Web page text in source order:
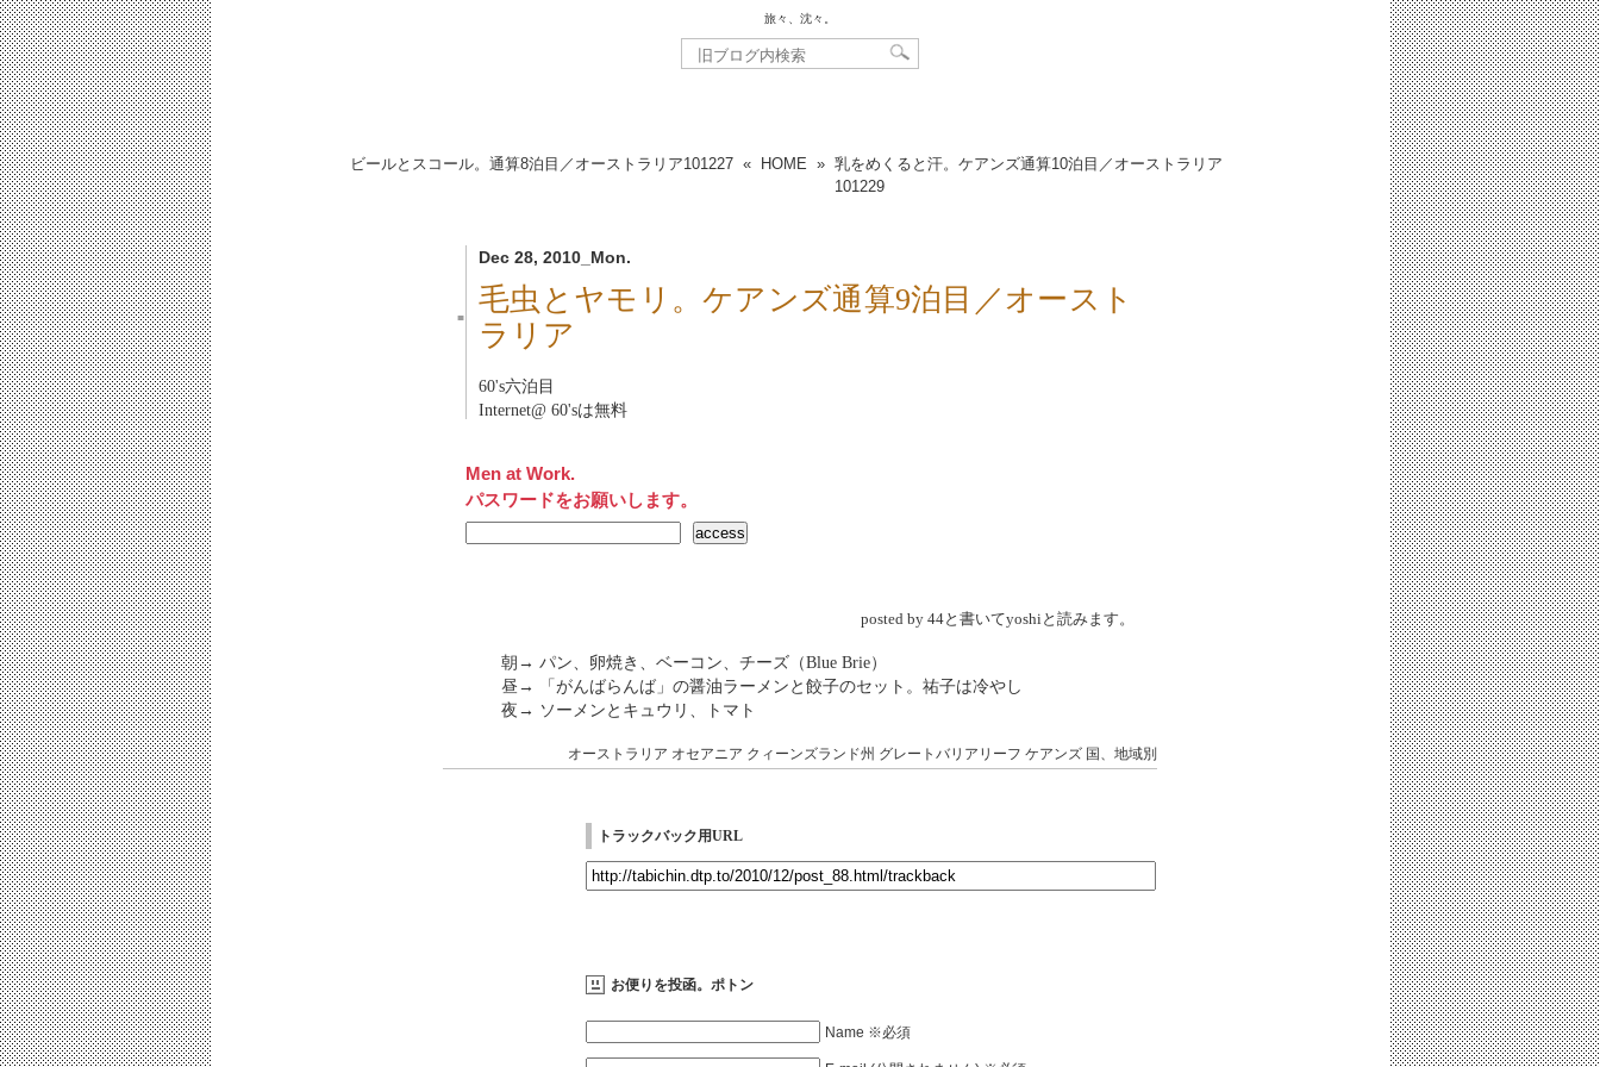
旅々、沈々。
ビールとスコール。通算8泊目／オーストラリア101227« HOME » 乳をめくると汗。ケアンズ通算10泊目／オーストラリア
101229
Dec 28, 2010_Mon.
■
毛虫とヤモリ。ケアンズ通算9泊目／オースト
ラリア
60's六泊目
Internet@ 60'sは無料
Men at Work.
パスワードをお願いします。
posted by 44と書いてyoshiと読みます。
朝→ パン、卵焼き、ベーコン、チーズ（Blue Brie）
昼→ 「がんばらんば」の醤油ラーメンと餃子のセット。祐子は冷やし
夜→ ソーメンとキュウリ、トマト
オーストラリア オセアニア クィーンズランド州 グレートバリアリーフ ケアンズ 国、地域別
トラックバック用URL
お便りを投函。ポトン
Name ※必須